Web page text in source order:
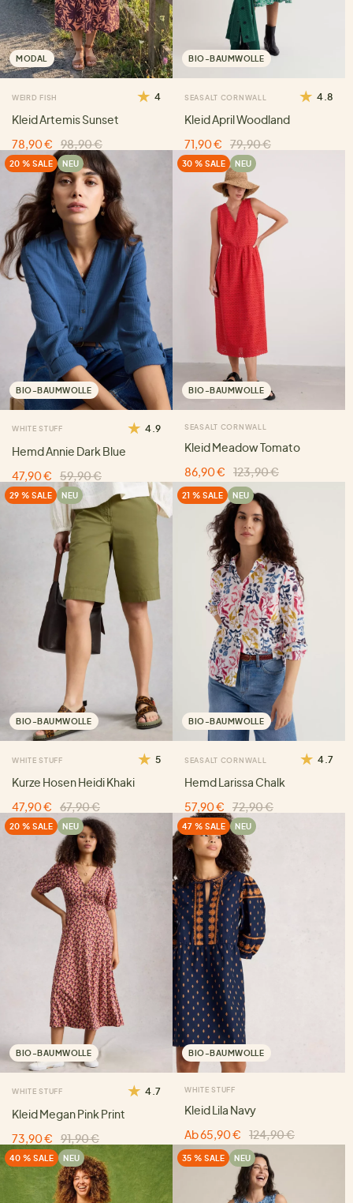
MODAL
WEIRD FISH 4
Kleid Artemis Sunset
78,90 €
98,90 €
BIO-BAUMWOLLE
SEASALT CORNWALL 4.8
Kleid April Woodland
71,90 €
79,90 €
20 % SALE NEU
BIO-BAUMWOLLE
WHITE STUFF 4.9
Hemd Annie Dark Blue
47,90 €
59,90 €
30 % SALE NEU
BIO-BAUMWOLLE
SEASALT CORNWALL
Kleid Meadow Tomato
86,90 €
123,90 €
29 % SALE NEU
BIO-BAUMWOLLE
WHITE STUFF 5
Kurze Hosen Heidi Khaki
47,90 €
67,90 €
21 % SALE NEU
BIO-BAUMWOLLE
SEASALT CORNWALL 4.7
Hemd Larissa Chalk
57,90 €
72,90 €
20 % SALE NEU
BIO-BAUMWOLLE
WHITE STUFF 4.7
Kleid Megan Pink Print
73,90 €
91,90 €
47 % SALE NEU
BIO-BAUMWOLLE
WHITE STUFF
Kleid Lila Navy
Ab 65,90 €
124,90 €
40 % SALE NEU 35 % SALE NEU